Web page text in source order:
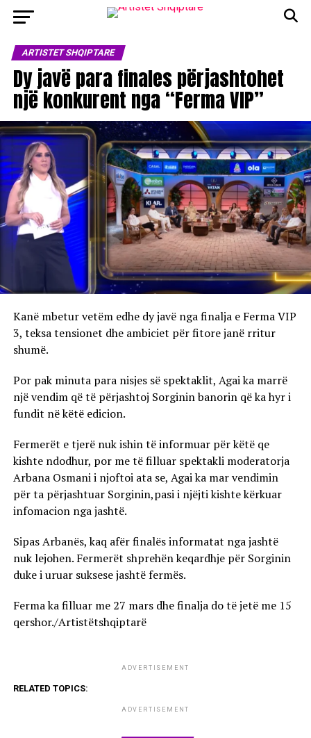
ARTISTET SHQIPTARE
Dy javë para finales përjashtohet
një konkurent nga “Ferma VIP”
Kanë mbetur vetëm edhe dy javë nga finalja e Ferma VIP
3, teksa tensionet dhe ambiciet për fitore janë rritur
shumë.
Por pak minuta para nisjes së spektaklit, Agai ka marrë
një vendim që të përjashtoj Sorginin banorin që ka hyr i
fundit në këtë edicion.
Fermerët e tjerë nuk ishin të informuar për këtë qe
kishte ndodhur, por me të filluar spektakli moderatorja
Arbana Osmani i njoftoi ata se, Agai ka mar vendimin
për ta përjashtuar Sorginin,pasi i njëjti kishte kërkuar
infomacion nga jashtë.
Sipas Arbanës, kaq afër finalës informatat nga jashtë
nuk lejohen. Fermerët shprehën keqardhje për Sorginin
duke i uruar suksese jashtë fermës.
Ferma ka filluar me 27 mars dhe finalja do të jetë me 15
qershor./Artistëtshqiptarë
ADVERTISEMENT
RELATED TOPICS:
ADVERTISEMENT